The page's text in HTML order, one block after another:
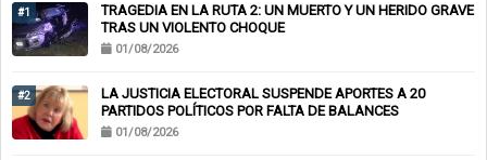
#1
TRAGEDIA EN LA RUTA 2: UN MUERTO Y UN HERIDO GRAVE
TRAS UN VIOLENTO CHOQUE
01/08/2026
#2
LA JUSTICIA ELECTORAL SUSPENDE APORTES A 20
PARTIDOS POLÍTICOS POR FALTA DE BALANCES
01/08/2026